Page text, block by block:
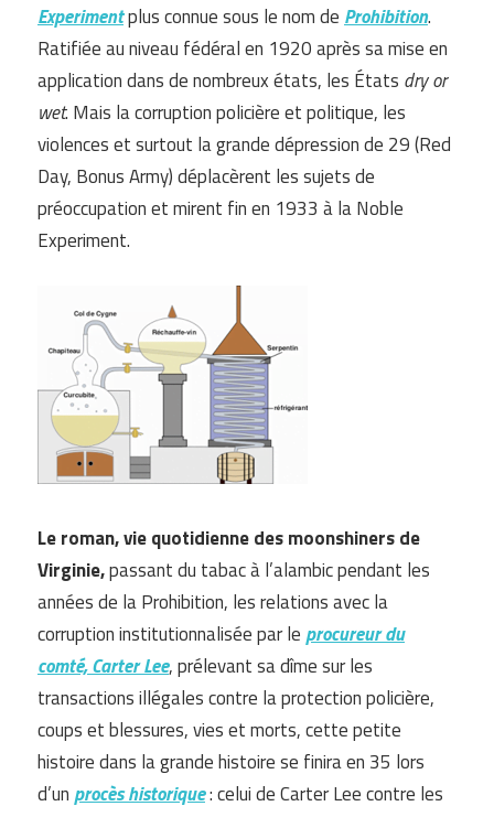
Experimentplus connue sous le nom de Prohibition.
Ratifiée au niveau fédéral en 1920 après sa mise en
application dans de nombreux états, les États dry or
wet. Mais la corruption policière et politique, les
violences et surtout la grande dépression de 29 (Red
Day, Bonus Army) déplacèrent les sujets de
préoccupation et mirent fin en 1933 à la Noble
Experiment.
Le roman, vie quotidienne des moonshiners de
Virginie,passant du tabac à l’alambic pendant les
années de la Prohibition, les relations avec la
corruption institutionnalisée par leprocureur du
comté, Carter Lee, prélevant sa dîme sur les
transactions illégales contre la protection policière,
coups et blessures, vies et morts, cette petite
histoire dans la grande histoire se finira en 35 lors
d’unprocès historique: celui de Carter Lee contre les